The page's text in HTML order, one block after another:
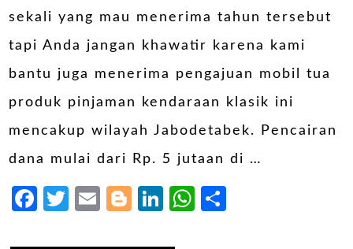
sekali yang mau menerima tahun tersebut
tapi Anda jangan khawatir karena kami
bantu juga menerima pengajuan mobil tua
produk pinjaman kendaraan klasik ini
mencakup wilayah Jabodetabek. Pencairan
dana mulai dari Rp. 5 jutaan di …
Facebook
Twitter
EmailBlogger
LinkedIn
WhatsApp